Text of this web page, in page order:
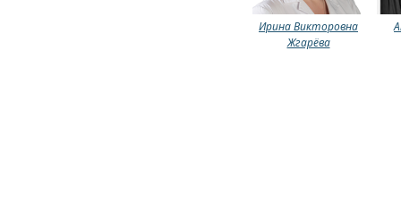
Ирина Викторовна
Жгарёва